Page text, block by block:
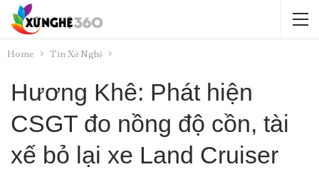
Home Tin Xứ Nghệ
Hương Khê: Phát hiện
CSGT đo nồng độ cồn, tài
xế bỏ lại xe Land Cruiser